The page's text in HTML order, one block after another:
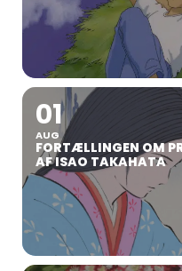
01
AUG
FORTÆLLINGEN OM
AF ISAO TAKAHATA